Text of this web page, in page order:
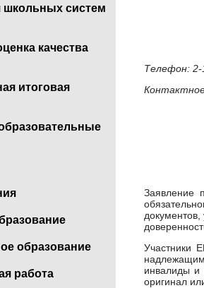
школьных систем
качества
итоговая
образование
работа
Телефон: 2-
Заявление
Участники
инвалиды и
оригинал